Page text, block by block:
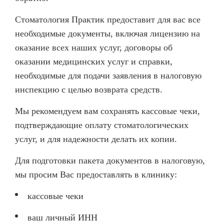
Стоматология Практик предоставит для вас все
необходимые документы, включая лицензию на
оказание всех наших услуг, договоры об
оказании медицинских услуг и справки,
необходимые для подачи заявления в налоговую
инспекцию с целью возврата средств.
Мы рекомендуем вам сохранять кассовые чеки,
подтверждающие оплату стоматологических
услуг, и для надежности делать их копии.
Для подготовки пакета документов в налоговую,
мы просим Вас предоставлять в клинику:
кассовые чеки
ваш личный ИНН